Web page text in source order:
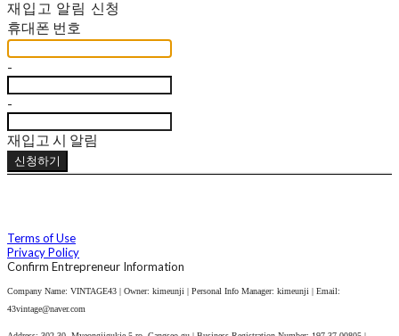
재입고 알림 신청
휴대폰 번호
-
-
재입고 시 알림
신청하기
Terms of Use
Privacy Policy
Confirm Entrepreneur Information
Company Name: VINTAGE43 | Owner: kimeunji | Personal Info Manager: kimeunji | Email:
43vintage@naver.com